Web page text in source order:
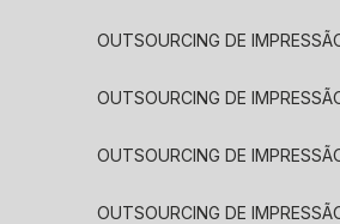
OUTSOURCING DE
OUTSOURCING DE
OUTSOURCING DE
OUTSOURCING DE